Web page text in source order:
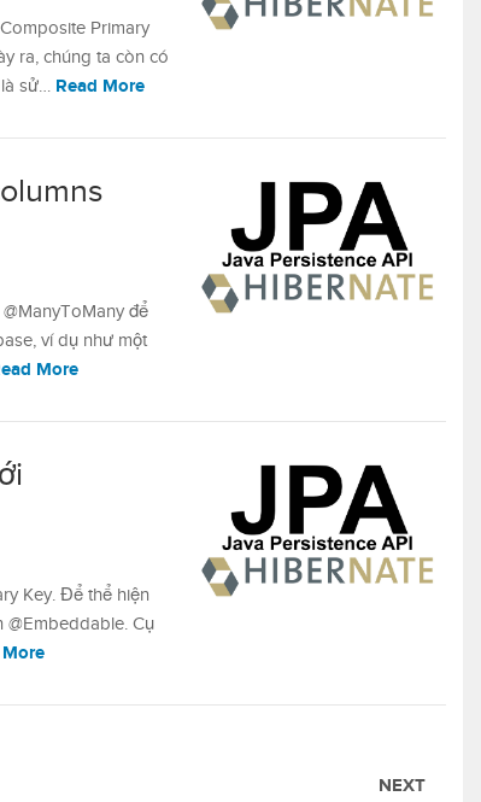
Primary
ra, chúng ta còn có
sử… Read More
để
ví dụ như một
More
Key. Để thể hiện
Cụ
NEXT